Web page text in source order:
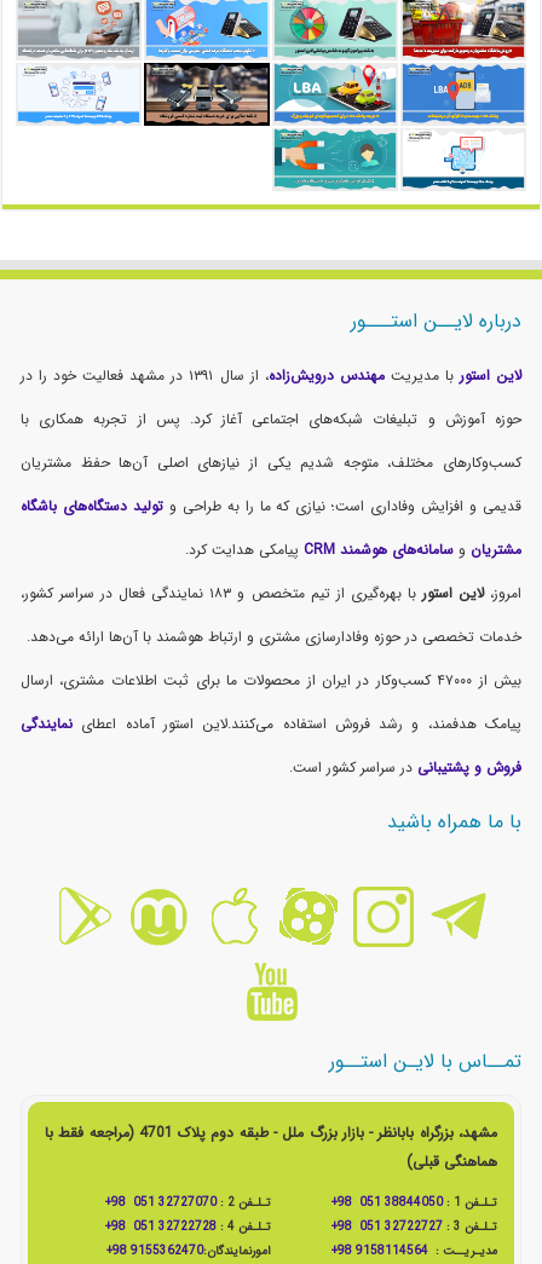
درباره لایــن استـــور
لاین استور با مدیریتمهندس درویش‌زاده
، از سال ۱۳۹۱ در مشهد فعالیت خود را در
حوزه آموزش و تبلیغات شبکه‌های اجتماعی آغاز کرد. پس از تجربه همکاری با
کسب‌وکارهای مختلف، متوجه شدیم یکی از نیازهای اصلی آن‌ها حفظ مشتریان
قدیمی و افزایش وفاداری است؛ نیازی که ما را به طراحی وتولید دستگاه‌های باشگاه
مشتریان وسامانه‌های هوشمند CRM
پیامکی هدایت کرد.
امروز،لاین استور
با بهره‌گیری از تیم متخصص و ۱۸۳ نمایندگی فعال در سراسر کشور،
خدمات تخصصی در حوزه وفادارسازی مشتری و ارتباط هوشمند با آن‌ها ارائه می‌دهد.
بیش از ۴۷۰۰۰ کسب‌وکار در ایران از محصولات ما برای ثبت اطلاعات مشتری، ارسال
پیامک هدفمند، و رشد فروش استفاده می‌کنند.لاین استور آماده اعطای نمایندگی
فروش و پشتیبانی در سراسر کشور است.
با ما همراه باشید
تمــاس با لایـن استــور
مشهد، بزرگراه بابانظر - بازار بزرگ ملل - طبقه دوم پلاک 4701 (مراجعه فقط با
هماهنگی قبلی)
تـلـفن 1 : 38844050 051 98+ تـلـفن 2 :
32727070 051 98+
تـلـفن 3 :
32722727 051 98+ تـلـفن 4 :
32722728 051 98+
مدیـریــت :9158114564 98+ امورنمایندگان:9155362470 98+